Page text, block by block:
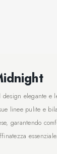
elegante e
linee pulite e
garantendo
essenziale.